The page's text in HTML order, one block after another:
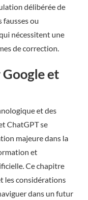
délibérée de
fausses ou
nécessitent une
de correction.
Google et
et des
ChatGPT se
majeure dans la
et
Ce chapitre
les considérations
dans un futur